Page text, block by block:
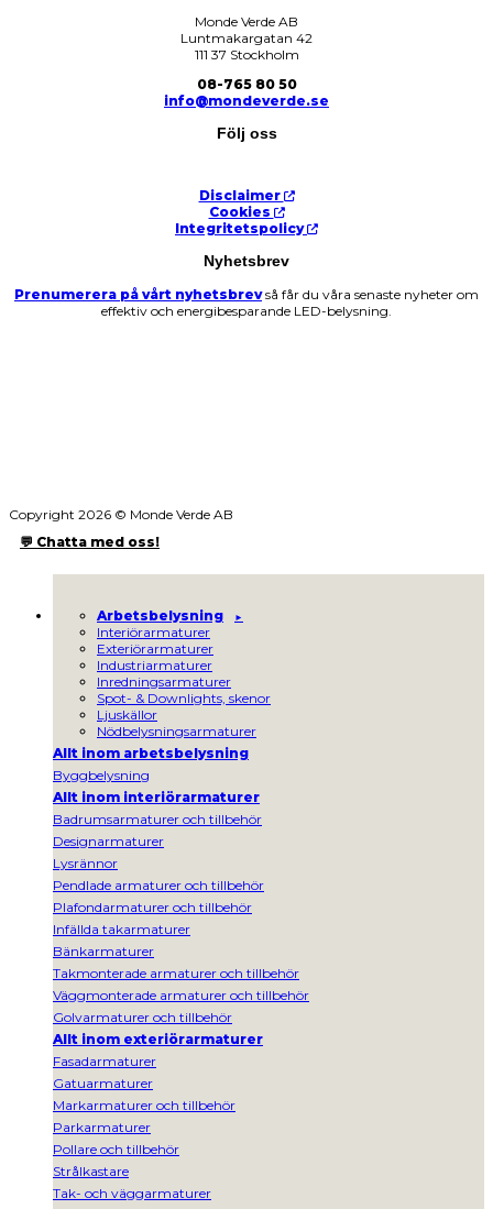
Monde Verde AB
Luntmakargatan 42
111 37 Stockholm
08-765 80 50
info@mondeverde.se
Följ oss
Disclaimer
Cookies
Integritetspolicy
Nyhetsbrev
Prenumerera på vårt nyhetsbrev så får du våra senaste nyheter om
effektiv och energibesparande LED-belysning.
Copyright 2026 © Monde Verde AB
💬 Chatta med oss!
Arbetsbelysning
Interiörarmaturer
Exteriörarmaturer
Industriarmaturer
Inredningsarmaturer
Spot- & Downlights, skenor
Ljuskällor
Nödbelysningsarmaturer
Allt inom arbetsbelysning
Byggbelysning
Allt inom interiörarmaturer
Badrumsarmaturer och tillbehör
Designarmaturer
Lysrännor
Pendlade armaturer och tillbehör
Plafondarmaturer och tillbehör
Infällda takarmaturer
Bänkarmaturer
Takmonterade armaturer och tillbehör
Väggmonterade armaturer och tillbehör
Golvarmaturer och tillbehör
Allt inom exteriörarmaturer
Fasadarmaturer
Gatuarmaturer
Markarmaturer och tillbehör
Parkarmaturer
Pollare och tillbehör
Strålkastare
Tak- och väggarmaturer